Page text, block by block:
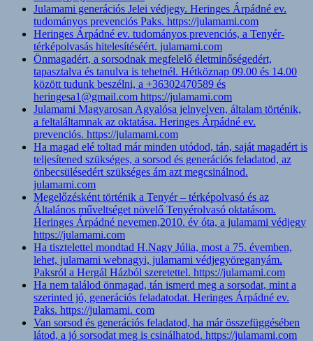
Julamami generációs Jelei védjegy. Heringes Árpádné ev.
tudományos prevenciós Paks. https://julamami.com
Heringes Árpádné ev. tudományos prevenciós, a Tenyér-
térképolvasás hitelesítéséért. julamami.com
Önmagadért, a sorsodnak megfelelő életminőségedért,
tapasztalva és tanulva is tehetnél. Hétköznap 09.00 és 14.00
között tudunk beszélni, a +36302470589 és
heringesa1@gmail.com https://julamami.com
Julamami Magyarosan Agyalósa jelnyelven, általam történik,
a feltaláltamnak az oktatása. Heringes Árpádné ev.
prevenciós. https://julamami.com
Ha magad elé toltad már minden utódod, tán, saját magadért is
teljesítened szükséges, a sorsod és generációs feladatod, az
önbecsülésedért szükséges ám azt megcsinálnod.
julamami.com
Megelőzésként történik a Tenyér – térképolvasó és az
Általános műveltséget növelő Tenyérolvasó oktatásom.
Heringes Árpádné nevemen,2010. év óta, a julamami védjegy
https://julamami.com
Ha tisztelettel mondtad H.Nagy Júlia, most a 75. évemben,
lehet, julamami webnagyi, julamami védjegyöreganyám.
Paksról a Hergál Házból szeretettel. https://julamami.com
Ha nem találod önmagad, tán ismerd meg a sorsodat, mint a
szerinted jó, generációs feladatodat. Heringes Árpádné ev.
Paks. https://julamami. com
Van sorsod és generációs feladatod, ha már összefüggésében
látod, a jó sorsodat meg is csinálhatod. https://julamami.com